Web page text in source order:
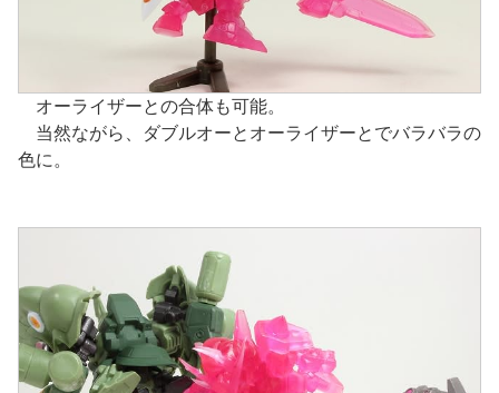
オーライザーとの合体も可能。
当然ながら、ダブルオーとオーライザーとでバラバラの
色に。